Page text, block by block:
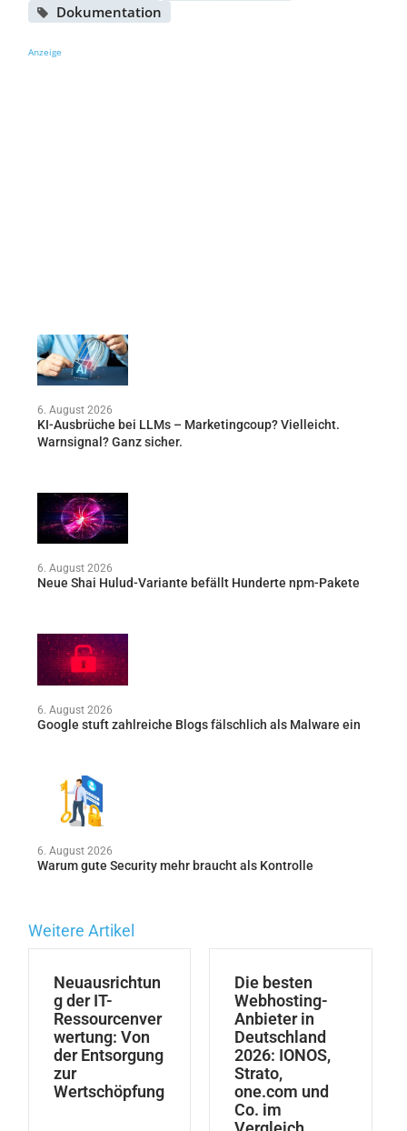
Dokumentation
Anzeige
6. August 2026
KI-Ausbrüche bei LLMs – Marketingcoup? Vielleicht.
Warnsignal? Ganz sicher.
6. August 2026
Neue Shai Hulud-Variante befällt Hunderte npm-Pakete
6. August 2026
Google stuft zahlreiche Blogs fälschlich als Malware ein
6. August 2026
Warum gute Security mehr braucht als Kontrolle
Weitere Artikel
Neuausrichtun
g der IT-
Ressourcenver
wertung: Von
der Entsorgung
zur
Wertschöpfung
Die besten
Webhosting-
Anbieter in
Deutschland
2026: IONOS,
Strato,
one.com und
Co. im